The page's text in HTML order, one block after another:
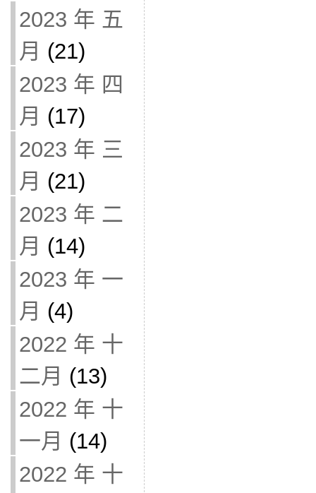
2023 年 五
月 (21)
2023 年 四
月 (17)
2023 年 三
月 (21)
2023 年 二
月 (14)
2023 年 一
月 (4)
2022 年 十
二月 (13)
2022 年 十
一月 (14)
2022 年 十